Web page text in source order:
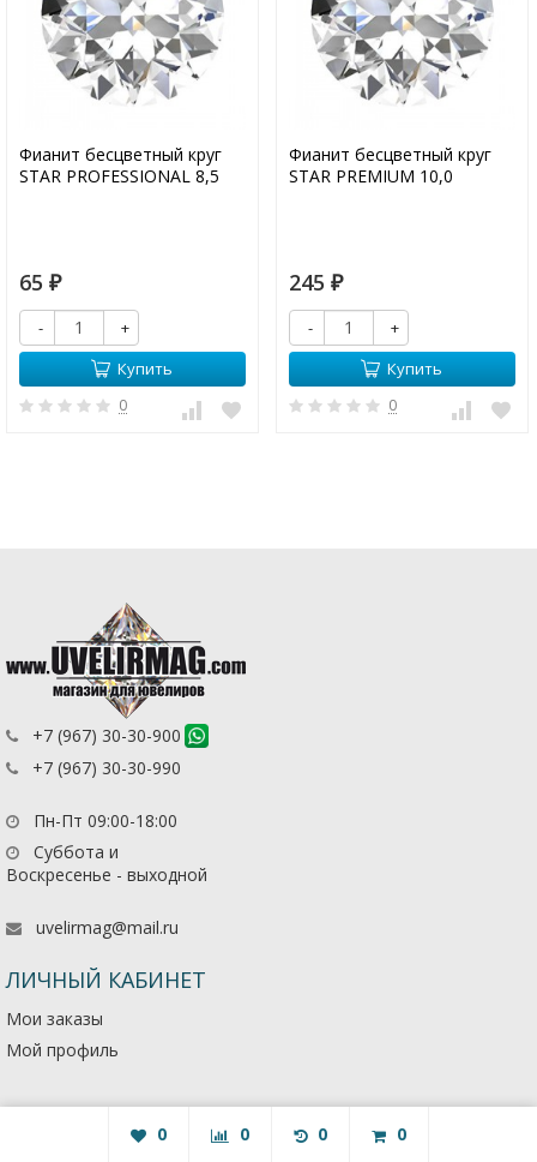
Фианит бесцветный круг
STAR PROFESSIONAL 8,5
65 ₽
-
+
Купить
0
Фианит бесцветный круг
STAR PREMIUM 10,0
245 ₽
-
+
Купить
0
+7 (967) 30-30-900
+7 (967) 30-30-990
Пн-Пт 09:00-18:00
Суббота и
Воскресенье - выходной
uvelirmag@mail.ru
ЛИЧНЫЙ КАБИНЕТ
Мои заказы
Мой профиль
0 0 0 0